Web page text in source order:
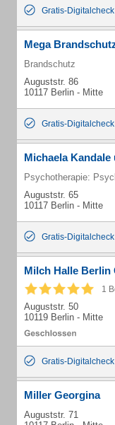
Gratis-Digitalcheck
Mega
Brandschutz
Auguststr. 86
10117 Berlin - Mitte
Gratis-Digitalcheck
Michaela
Psychotherapie:
Auguststr. 65
10117 Berlin - Mitte
Gratis-Digitalcheck
Milch Halle Berlin
1
Auguststr. 50
10119 Berlin - Mitte
Gratis-Digitalcheck
Miller Georgina
Auguststr. 71